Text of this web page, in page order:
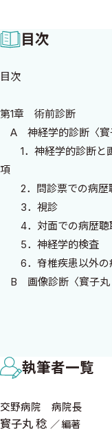
一連の定式化された手
きるようになり，より
はスタッフ全員の参加
伝されてきたものです
手術手技ばかりでなく
位の設定，術後管理と
の技術取得に役立つば
す．例えば，患者さん
位変換と高位確認を含
れ，術者と患者さんへ
は，高位間違いに始ま
足，固定不良，硬膜損
ットフォールが存在し
手順の中に含んでおけ
定式化された手順は
構築されていますが，
につきましては，読者
ートしていかなければ
ましたら是非お知らせ
目次
目次
第1章 術前診断
A 神経学的診断〈寳
1．神経学的診断と
項
2．問診票での病歴
3．視診
4．対面での病歴聴
5．神経学的検査
6．脊椎疾患以外の
B 画像診断〈寳子
4．脊髄造影
5．腰神経根造影／ブ
第2章 手術計画〈福田
A 手術法選択のガイ
執筆者一覧
交野病院 病院長
寳子丸 稔 編著